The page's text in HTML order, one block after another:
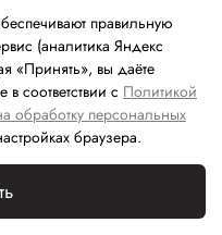
предоставления
и анализа
пользователей сети
Российской
правильную
(аналитика Яндекс
«Принять», вы даёте
соответствии с Политикой
обработку персональных
браузера.